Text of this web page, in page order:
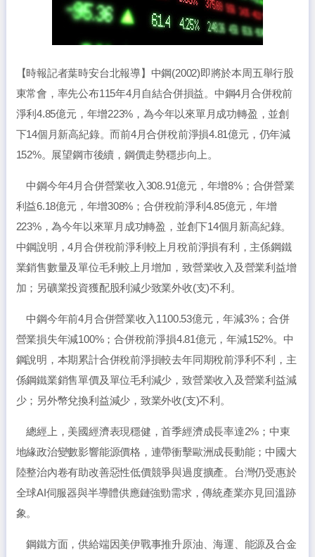
【時報記者葉時安台北報導】中鋼(2002)即將於本周五舉行股
東常會，率先公布115年4月自結合併損益。中鋼4月合併稅前
淨利4.85億元，年增223%，為今年以來單月成功轉盈，並創
下14個月新高紀錄。而前4月合併稅前淨損4.81億元，仍年減
152%。展望鋼市後續，鋼價走勢穩步向上。
中鋼今年4月合併營業收入308.91億元，年增8%；合併營業
利益6.18億元，年增308%；合併稅前淨利4.85億元，年增
223%，為今年以來單月成功轉盈，並創下14個月新高紀錄。
中鋼說明，4月合併稅前淨利較上月稅前淨損有利，主係鋼鐵
業銷售數量及單位毛利較上月增加，致營業收入及營業利益增
加；另礦業投資獲配股利減少致業外收(支)不利。
中鋼今年前4月合併營業收入1100.53億元，年減3%；合併
營業損失年減100%；合併稅前淨損4.81億元，年減152%。中
鋼說明，本期累計合併稅前淨損較去年同期稅前淨利不利，主
係鋼鐵業銷售單價及單位毛利減少，致營業收入及營業利益減
少；另外幣兌換利益減少，致業外收(支)不利。
總經上，美國經濟表現穩健，首季經濟成長率達2%；中東
地緣政治變數影響能源價格，連帶衝擊歐洲成長動能；中國大
陸整治內卷有助改善惡性低價競爭與過度擴產。台灣仍受惠於
全球AI伺服器與半導體供應鏈強勁需求，傳統產業亦見回溫跡
象。
鋼鐵方面，供給端因美伊戰事推升原油、海運、能源及合金